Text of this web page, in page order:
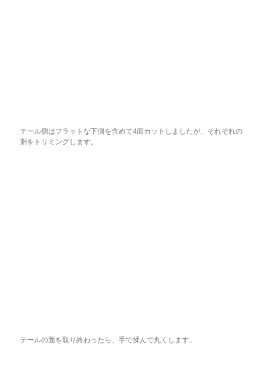
テール側はフラットな下側を含めて4面カットしましたが、それぞれの
淵をトリミングします。
テールの面を取り終わったら、手で揉んで丸くします。